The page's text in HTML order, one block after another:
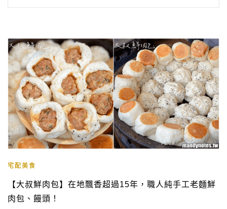
宅配美食
【大叔鮮肉包】在地飄香超過15年，職人純手工老麵鮮
肉包、饅頭！